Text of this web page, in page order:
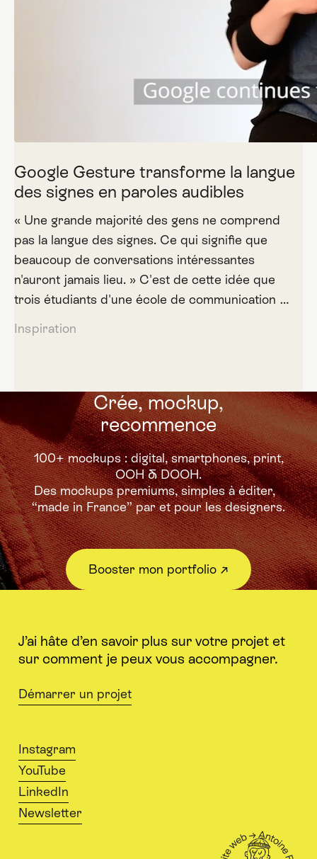
Google Gesture transforme la langue
des signes en paroles audibles
« Une grande majorité des gens ne comprend
pas la langue des signes. Ce qui signifie que
beaucoup de conversations intéressantes
n'auront jamais lieu. » C'est de cette idée que
trois étudiants d'une école de communication …
Inspiration
Crée, mockup,
recommence
100+ mockups : digital, smartphones, print,
OOH & DOOH.
Des mockups premiums,simples à éditer,
“made in France” par et pour les designers.
Booster mon portfolio ↗︎
J’ai hâte d’en savoir plus sur votre projet et
sur comment je peux vous accompagner.
Démarrer un projet
Instagram
YouTube
LinkedIn
Newsletter